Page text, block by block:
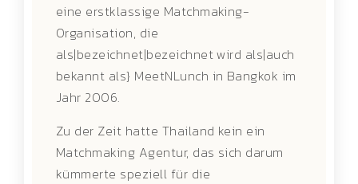
eine erstklassige Matchmaking-
Organisation, die
als|bezeichnet|bezeichnet wird als|auch
bekannt als} MeetNLunch in Bangkok im
Jahr 2006.
Zu der Zeit hatte Thailand kein ein
Matchmaking Agentur, das sich darum
kümmerte speziell für die